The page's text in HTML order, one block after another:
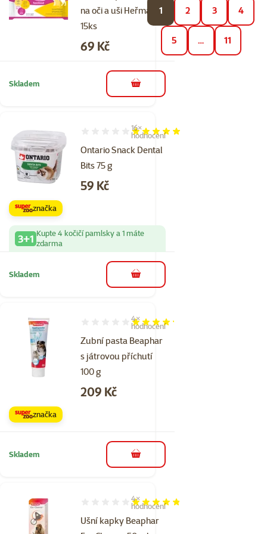
na oči a uši Heřmánek
15ks
Cena
69 Kč
Skladem do košíku
Ontario Snack Dental
Bits 75 g
Hodnocení 96%, počet hodnocení: 16
16×
hodnocení
Cena
59 Kč
značka
3+1 Kupte 4 kočičí pamlsky a 1 máte
zdarma
Skladem do košíku
Zubní pasta Beaphar
s játrovou příchutí
100 g
Hodnocení 85%, počet hodnocení: 4
4×
hodnocení
Cena
209 Kč
značka
Skladem do košíku
Ušní kapky Beaphar
Hodnocení 95%, počet hodnocení: 4
4×
hodnocení
1 2 3 4
5 … 11